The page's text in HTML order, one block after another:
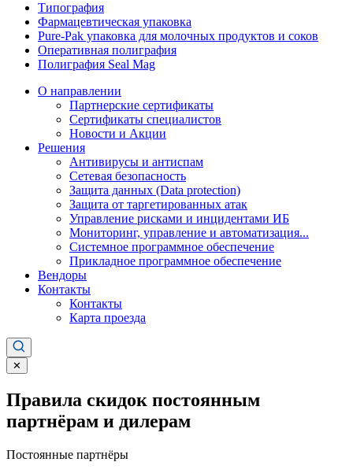
Типография
Фармацевтическая упаковка
Pure-Pak упаковка для молочных продуктов и соков
Оперативная полиграфия
Полиграфия Seal Mag
О направлении
Партнерские сертификаты
Сертификаты специалистов
Новости и Акции
Решения
Антивирусы и антиспам
Сетевая безопасность
Защита данных (Data protection)
Защита от таргетированных атак
Управление рисками и инцидентами ИБ
Мониторинг, управление и автоматизация...
Системное программное обеспечение
Прикладное программное обеспечение
Вендоры
Контакты
Контакты
Карта проезда
✕
Правила скидок постоянным
партнёрам и дилерам
Постоянные партнёры